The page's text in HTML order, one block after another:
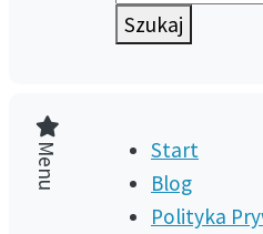
Szukaj
Menu
Start
Blog
Polityka